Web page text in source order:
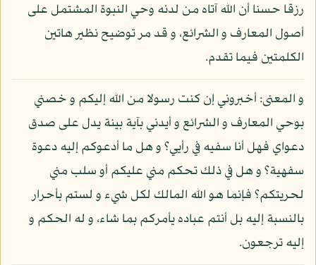
رزقا حسنا أن الله آتاه من لدنه وحي النبوة المشتمل على
أصول المعارف و الشرائع، و قد مر توضيح نظير هاتين
الكلمتين فيما تقدم.
و المعنى: أخبروني إن كنت رسولا من الله إليكم و خصني
بوحي المعارف و الشرائع و أيدني بآية بينة يدل على صدق
دعواي فهل أنا سفيه في رأيي؟ و هل ما أدعوكم إليه دعوة
سفهية؟ و هل في ذلك تحكم مني عليكم أو سلب مني
لحريتكم؟ فإنما هو الله المالك لكل شيء و لستم بأحرار
بالنسبة إليه بل أنتم عباده يأمركم بما شاء، و له الحكم و
إليه ترجعون.